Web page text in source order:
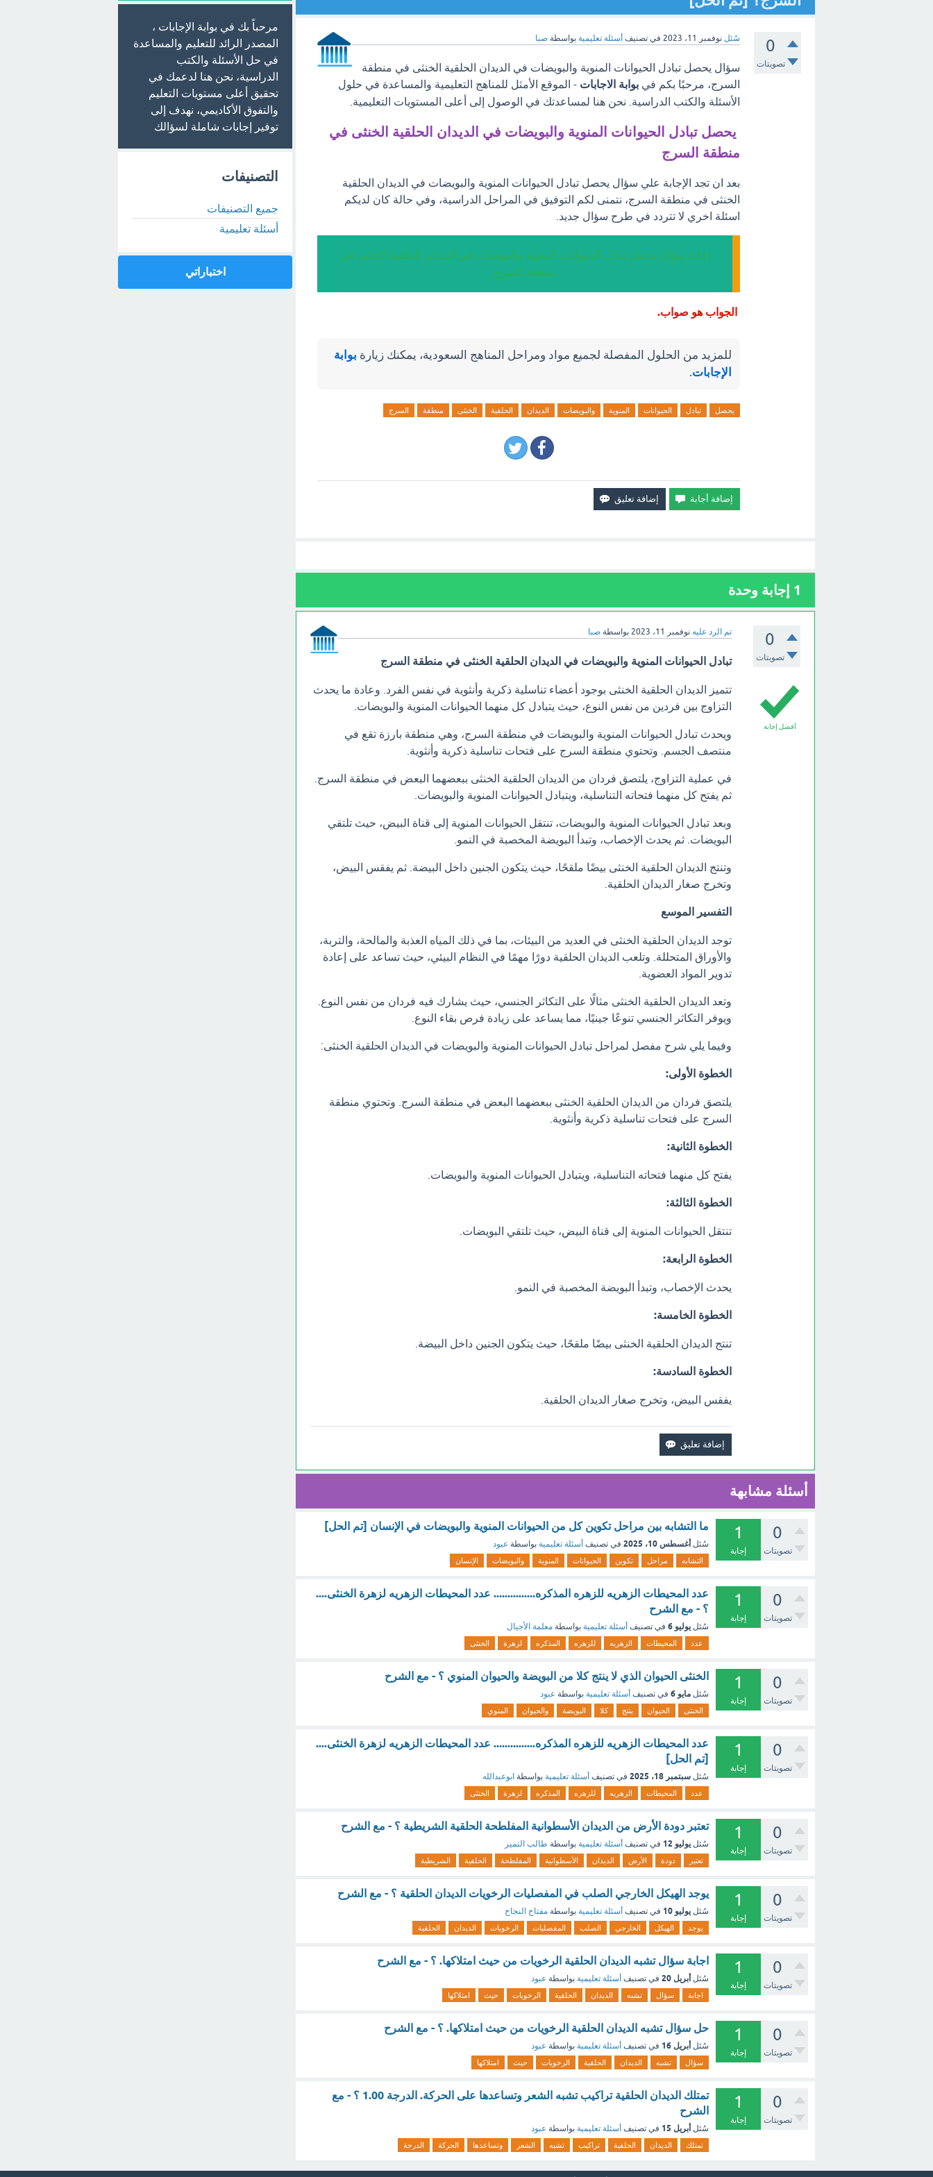
0
تصويتات
سُئل نوفمبر 11، 2023 في تصنيف أسئلة تعليمية بواسطة صبا
سؤال يحصل تبادل الحيوانات المنوية والبويضات في الديدان الحلقية الخنثى في منطقة
السرج، مرحبًا بكم في بوابة الاجابات - الموقع الأمثل للمناهج التعليمية والمساعدة في حلول
الأسئلة والكتب الدراسية. نحن هنا لمساعدتك في الوصول إلى أعلى المستويات التعليمية.
يحصل تبادل الحيوانات المنوية والبويضات في الديدان الحلقية الخنثى في
منطقة السرج
بعد ان تجد الإجابة علي سؤال يحصل تبادل الحيوانات المنوية والبويضات في الديدان الحلقية
الخنثى في منطقة السرج، نتمنى لكم التوفيق في المراحل الدراسية، وفي حالة كان لديكم
اسئلة اخري لا تتردد في طرح سؤال جديد.
إجابة سؤال يحصل تبادل الحيوانات المنوية والبويضات في الديدان الحلقية الخنثى في
منطقة السرج
الجواب هو صواب.
للمزيد من الحلول المفصلة لجميع مواد ومراحل المناهج السعودية، يمكنك زيارة بوابة
الإجابات.
يحصل تبادل الحيوانات المنوية والبويضات الديدان الحلقية الخنثى منطقة السرج
1 إجابة وحدة
0
تصويتات
تم الرد عليه نوفمبر 11، 2023 بواسطة صبا
أفضل إجابة
تبادل الحيوانات المنوية والبويضات في الديدان الحلقية الخنثى في منطقة السرج
تتميز الديدان الحلقية الخنثى بوجود أعضاء تناسلية ذكرية وأنثوية في نفس الفرد. وعادة ما يحدث
التزاوج بين فردين من نفس النوع، حيث يتبادل كل منهما الحيوانات المنوية والبويضات.
ويحدث تبادل الحيوانات المنوية والبويضات في منطقة السرج، وهي منطقة بارزة تقع في
منتصف الجسم. وتحتوي منطقة السرج على فتحات تناسلية ذكرية وأنثوية.
في عملية التزاوج، يلتصق فردان من الديدان الحلقية الخنثى ببعضهما البعض في منطقة السرج.
ثم يفتح كل منهما فتحاته التناسلية، ويتبادل الحيوانات المنوية والبويضات.
وبعد تبادل الحيوانات المنوية والبويضات، تنتقل الحيوانات المنوية إلى قناة البيض، حيث تلتقي
البويضات. ثم يحدث الإخصاب، وتبدأ البويضة المخصبة في النمو.
وتنتج الديدان الحلقية الخنثى بيضًا ملقحًا، حيث يتكون الجنين داخل البيضة. ثم يفقس البيض،
وتخرج صغار الديدان الحلقية.
التفسير الموسع
توجد الديدان الحلقية الخنثى في العديد من البيئات، بما في ذلك المياه العذبة والمالحة، والتربة،
والأوراق المتحللة. وتلعب الديدان الحلقية دورًا مهمًا في النظام البيئي، حيث تساعد على إعادة
تدوير المواد العضوية.
وتعد الديدان الحلقية الخنثى مثالًا على التكاثر الجنسي، حيث يشارك فيه فردان من نفس النوع.
ويوفر التكاثر الجنسي تنوعًا جينيًا، مما يساعد على زيادة فرص بقاء النوع.
وفيما يلي شرح مفصل لمراحل تبادل الحيوانات المنوية والبويضات في الديدان الحلقية الخنثى:
الخطوة الأولى:
يلتصق فردان من الديدان الحلقية الخنثى ببعضهما البعض في منطقة السرج. وتحتوي منطقة
السرج على فتحات تناسلية ذكرية وأنثوية.
الخطوة الثانية:
يفتح كل منهما فتحاته التناسلية، ويتبادل الحيوانات المنوية والبويضات.
الخطوة الثالثة:
تنتقل الحيوانات المنوية إلى قناة البيض، حيث تلتقي البويضات.
الخطوة الرابعة:
يحدث الإخصاب، وتبدأ البويضة المخصبة في النمو.
الخطوة الخامسة:
تنتج الديدان الحلقية الخنثى بيضًا ملقحًا، حيث يتكون الجنين داخل البيضة.
الخطوة السادسة:
يفقس البيض، وتخرج صغار الديدان الحلقية.
أسئلة مشابهة
0
تصويتات
1
إجابة
ما التشابه بين مراحل تكوين كل من الحيوانات المنوية والبويضات في الإنسان [تم الحل]
سُئل أغسطس 10، 2025 في تصنيف أسئلة تعليمية بواسطة عبود
التشابه مراحل تكوين الحيوانات المنوية والبويضات الإنسان
0
تصويتات
1
إجابة
عدد المحيطات الزهريه للزهره المذكره............... عدد المحيطات الزهريه لزهرة الخنثى....
؟ - مع الشرح
سُئل يوليو 6 في تصنيف أسئلة تعليمية بواسطة معلمة الأجيال
عدد المحيطات الزهريه للزهره المذكره لزهرة الخنثى
0
تصويتات
1
إجابة
الخنثى الحيوان الذي لا ينتج كلا من البويضة والحيوان المنوي ؟ - مع الشرح
سُئل مايو 6 في تصنيف أسئلة تعليمية بواسطة عبود
الخنثى الحيوان ينتج كلا البويضة والحيوان المنوي
0
تصويتات
1
إجابة
عدد المحيطات الزهريه للزهره المذكره............... عدد المحيطات الزهريه لزهرة الخنثى....
[تم الحل]
سُئل سبتمبر 18، 2025 في تصنيف أسئلة تعليمية بواسطة ابوعبدالله
عدد المحيطات الزهريه للزهره المذكره لزهرة الخنثى
0
تصويتات
1
إجابة
تعتبر دودة الأرض من الديدان الأسطوانية المفلطحة الحلقية الشريطية ؟ - مع الشرح
سُئل يوليو 12 في تصنيف أسئلة تعليمية بواسطة طالب التميز
تعتبر دودة الأرض الديدان الأسطوانية المفلطحة الحلقية الشريطية
0
تصويتات
1
إجابة
يوجد الهيكل الخارجي الصلب في المفصليات الرخويات الديدان الحلقية ؟ - مع الشرح
سُئل يوليو 10 في تصنيف أسئلة تعليمية بواسطة مفتاح النجاح
يوجد الهيكل الخارجي الصلب المفصليات الرخويات الديدان الحلقية
0
تصويتات
1
إجابة
اجابة سؤال تشبه الديدان الحلقية الرخويات من حيث امتلاكها. ؟ - مع الشرح
سُئل أبريل 20 في تصنيف أسئلة تعليمية بواسطة عبود
اجابة سؤال تشبه الديدان الحلقية الرخويات حيث امتلاكها
0
تصويتات
1
إجابة
حل سؤال تشبه الديدان الحلقية الرخويات من حيث امتلاكها. ؟ - مع الشرح
سُئل أبريل 16 في تصنيف أسئلة تعليمية بواسطة عبود
سؤال تشبه الديدان الحلقية الرخويات حيث امتلاكها
0
تصويتات
1
إجابة
تمتلك الديدان الحلقية تراكيب تشبه الشعر وتساعدها على الحركة. الدرجة 1.00 ؟ - مع
الشرح
سُئل أبريل 15 في تصنيف أسئلة تعليمية بواسطة عبود
تمتلك الديدان الحلقية تراكيب تشبه الشعر وتساعدها الحركة الدرجة
مرحباً بك في بوابة الإجابات ،
المصدر الرائد للتعليم والمساعدة
في حل الأسئلة والكتب
الدراسية، نحن هنا لدعمك في
تحقيق أعلى مستويات التعليم
والتفوق الأكاديمي، نهدف إلى
توفير إجابات شاملة لسؤالك
التصنيفات
جميع التصنيفات
أسئلة تعليمية
اختباراتي